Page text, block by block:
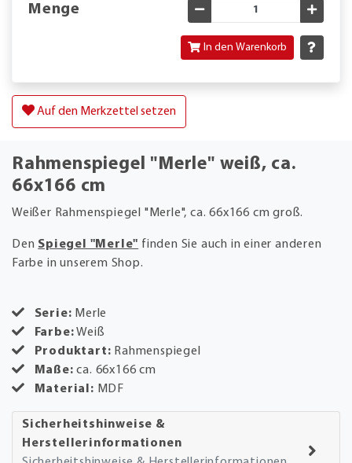
Menge Gewünschte Menge
In den Warenkorb
Auf den Merkzettel setzen
Rahmenspiegel "Merle" weiß, ca.
66x166 cm
Weißer Rahmenspiegel "Merle", ca. 66x166 cm groß.
Den Spiegel "Merle" finden Sie auch in einer anderen
Farbe in unserem Shop.
Serie: Merle
Farbe: Weiß
Produktart: Rahmenspiegel
Maße:ca. 66x166 cm
Material: MDF
Sicherheitshinweise &
Herstellerinformationen